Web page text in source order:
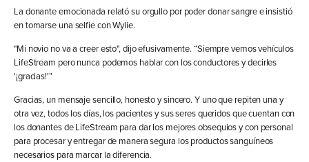
La donante emocionada relató su orgullo por poder donar sangre e insistió
en tomarse una selfie con Wylie.
"Mi novio no va a creer esto", dijo efusivamente. “Siempre vemos vehículos
LifeStream pero nunca podemos hablar con los conductores y decirles
'¡gracias!'”
Gracias, un mensaje sencillo, honesto y sincero. Y uno que repiten una y
otra vez, todos los días, los pacientes y sus seres queridos que cuentan con
los donantes de LifeStream para dar los mejores obsequios y con personal
para procesar y entregar de manera segura los productos sanguíneos
necesarios para marcar la diferencia.